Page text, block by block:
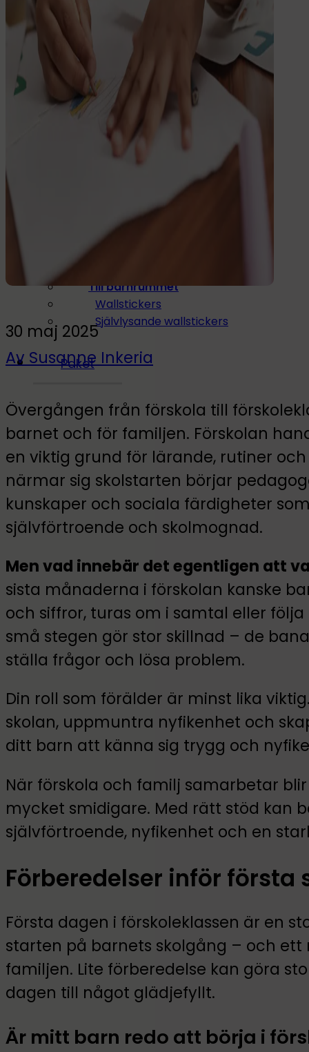
Dryck
Mat & Dryck
Matlåda
Dricksflaska
Barnflaska
Reservdelar
Till barnrummet
Wallstickers
Självlysande wallstickers
Paket
30 maj 2025
Av Susanne Inkeria
Övergången från förskola till
barnet och för familjen. Förskolan
en viktig grund för lärande, rutiner
närmar sig skolstarten börjar
kunskaper och sociala färdigheter
självförtroende och skolmognad.
Men vad innebär det egentligen att
sista månaderna i förskolan kanske
och siffror, turas om i samtal eller
små stegen gör stor skillnad – de
ställa frågor och lösa problem.
Din roll som förälder är minst lika
skolan, uppmuntra nyfikenhet och
ditt barn att känna sig trygg och
När förskola och familj samarbetar
mycket smidigare. Med rätt stöd kan
självförtroende, nyfikenhet och en
Förberedelser inför första
Första dagen i förskoleklassen är en
starten på barnets skolgång – och
familjen. Lite förberedelse kan göra
dagen till något glädjefyllt.
Är mitt barn redo att börja i